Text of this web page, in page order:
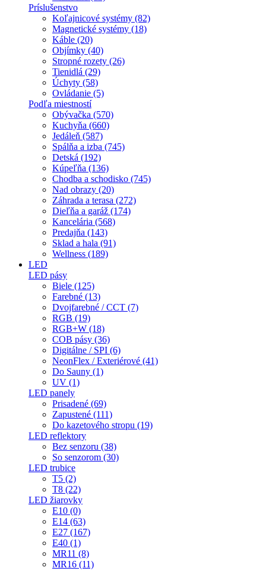
Príslušenstvo
Koľajnicové systémy (82)
Magnetické systémy (18)
Káble (20)
Objímky (40)
Stropné rozety (26)
Tienidlá (29)
Úchyty (58)
Ovládanie (5)
Podľa miestností
Obývačka (570)
Kuchyňa (660)
Jedáleň (587)
Spálňa a izba (745)
Detská (192)
Kúpeľňa (136)
Chodba a schodisko (745)
Nad obrazy (20)
Záhrada a terasa (272)
Dieľňa a garáž (174)
Kancelária (568)
Predajňa (143)
Sklad a hala (91)
Wellness (189)
LED
LED pásy
Biele (125)
Farebné (13)
Dvojfarebné / CCT (7)
RGB (19)
RGB+W (18)
COB pásy (36)
Digitálne / SPI (6)
NeonFlex / Exteriérové (41)
Do Sauny (1)
UV (1)
LED panely
Prisadené (69)
Zapustené (111)
Do kazetového stropu (19)
LED reflektory
Bez senzoru (38)
So senzorom (30)
LED trubice
T5 (2)
T8 (22)
LED žiarovky
E10 (0)
E14 (63)
E27 (167)
E40 (1)
MR11 (8)
MR16 (11)